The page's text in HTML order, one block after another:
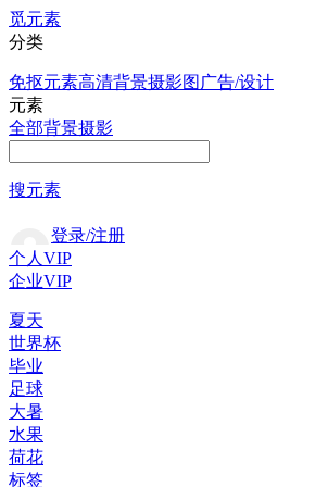
觅元素
分类
免抠元素高清背景摄影图 广告/设计
元素
全部背景摄影
搜元素
登录/注册
个人VIP
企业VIP
夏天
世界杯
毕业
足球
大暑
水果
荷花
标签